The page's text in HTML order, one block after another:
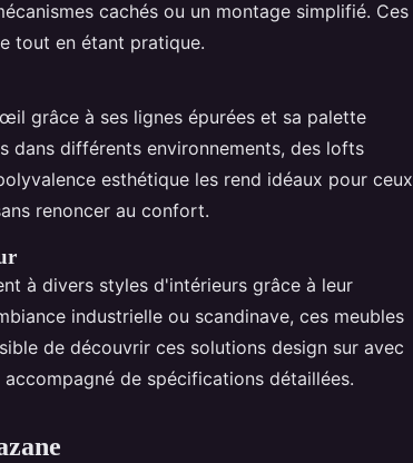
cachés ou un montage simplifié. Ces
tout en étant pratique.
grâce à ses lignes épurées et sa palette
dans différents environnements, des lofts
esthétique les rend idéaux pour ceux
renoncer au confort.
à divers styles d'intérieurs grâce à leur
industrielle ou scandinave, ces meubles
de découvrir ces solutions design sur avec
de spécifications détaillées.